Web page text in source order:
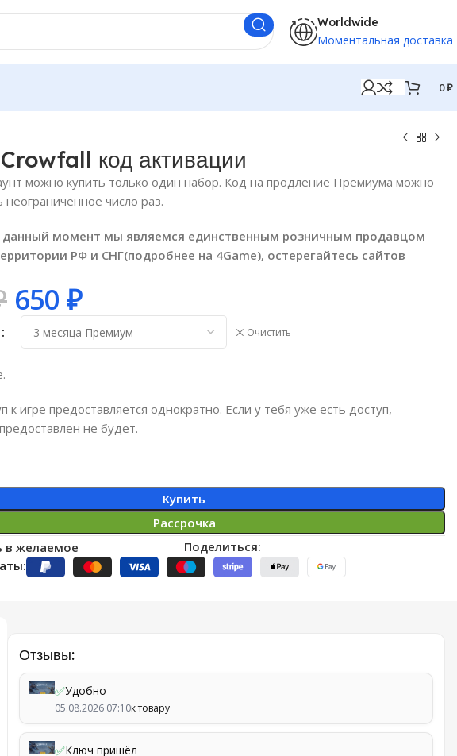
Worldwide
Моментальная доставка
0₽
код активации
можно купить только один набор. Код на продление Премиума можно
неограниченное число раз.
данный момент мы являемся единственным розничным продавцом
РФ и СНГ(подробнее на 4Game), остерегайтесь сайтов
650 ₽
Очистить
к игре предоставляется однократно. Если у тебя уже есть доступ,
не будет.
Купить
Рассрочка
в желаемое
Поделиться:
Отзывы:
✅Удобно
05.08.2026 07:10к товару
✅Ключ пришёл